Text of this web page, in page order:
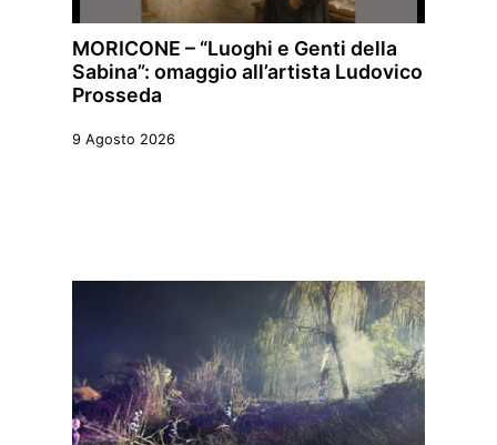
MORICONE – “Luoghi e Genti della
Sabina”: omaggio all’artista Ludovico
Prosseda
9 Agosto 2026